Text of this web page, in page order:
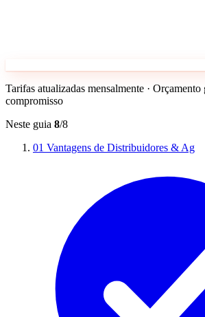
Tarifas atualizadas mensalmente · Orçamento
compromisso
Neste guia 8/8
01 Vantagens de Distribuidores & Ag